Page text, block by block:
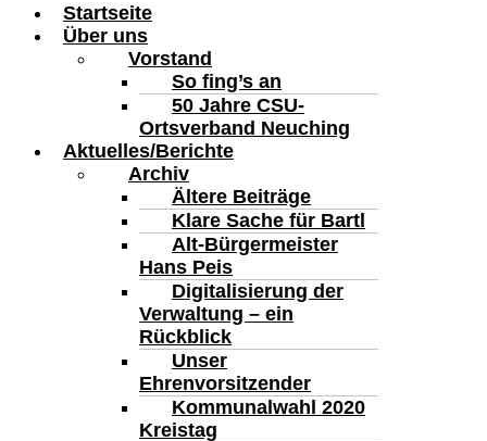
Startseite
Über uns
Vorstand
So fing’s an
50 Jahre CSU-
Ortsverband Neuching
Aktuelles/Berichte
Archiv
Ältere Beiträge
Klare Sache für Bartl
Alt-Bürgermeister
Hans Peis
Digitalisierung der
Verwaltung – ein
Rückblick
Unser
Ehrenvorsitzender
Kommunalwahl 2020
Kreistag